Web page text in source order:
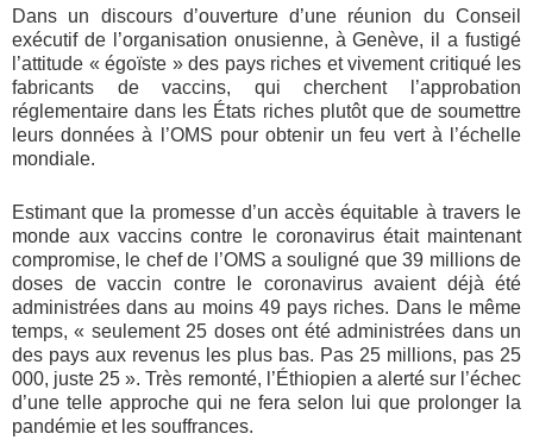
Dans un discours d’ouverture d’une réunion du Conseil
exécutif de l’organisation onusienne, à Genève, il a fustigé
l’attitude « égoïste » des pays riches et vivement critiqué les
fabricants de vaccins, qui cherchent l’approbation
réglementaire dans les États riches plutôt que de soumettre
leurs données à l’OMS pour obtenir un feu vert à l’échelle
mondiale.
Estimant que la promesse d’un accès équitable à travers le
monde aux vaccins contre le coronavirus était maintenant
compromise, le chef de l’OMS a souligné que 39 millions de
doses de vaccin contre le coronavirus avaient déjà été
administrées dans au moins 49 pays riches. Dans le même
temps, « seulement 25 doses ont été administrées dans un
des pays aux revenus les plus bas. Pas 25 millions, pas 25
000, juste 25 ». Très remonté, l’Éthiopien a alerté sur l’échec
d’une telle approche qui ne fera selon lui que prolonger la
pandémie et les souffrances.